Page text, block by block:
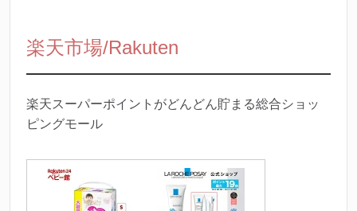
楽天市場/Rakuten
楽天スーパーポイントがどんどん貯まる総合ショッ
ピングモール